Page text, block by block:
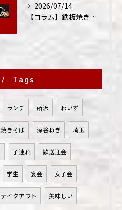
2026/07/14
【コラム】鉄板焼きが"コミュニケーション飯"と呼ばれる理由
Tags
ランチ 所沢 わいず
焼きそば 深谷ねぎ 埼玉
子連れ 歓送迎会
学生 宴会 女子会
テイクアウト 美味しい